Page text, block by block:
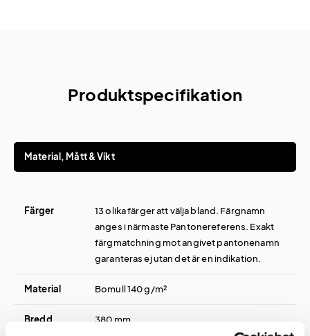
Produktspecifikation
Material, Mått & Vikt
Färger
13 olika färger att välja bland. Färgnamn
anges i närmaste Pantonereferens. Exakt
färgmatchning mot angivet pantonenamn
garanteras ej utan det är en indikation.
Material Bomull 140 g/m²
Bredd 380 mm